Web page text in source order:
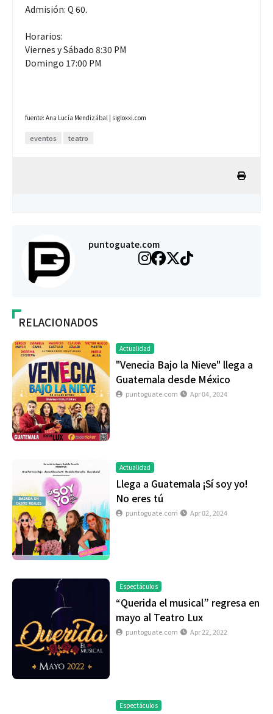
Admisión: Q 60.
Horarios:
Viernes y Sábado 8:30 PM
Domingo 17:00 PM
fuente: Ana Lucía Mendizábal | sigloxxi.com
eventos teatro
puntoguate.com
RELACIONADOS
Actualidad
"Venecia Bajo la Nieve" llega a
Guatemala desde México
puntoguate.com Apr 04, 2024
Actualidad
Llega a Guatemala ¡Sí soy yo!
No eres tú
puntoguate.com Apr 02, 2024
Espectáculos
“Querida el musical” regresa en
mayo al Teatro Lux
puntoguate.com Apr 22, 2022
Espectáculos